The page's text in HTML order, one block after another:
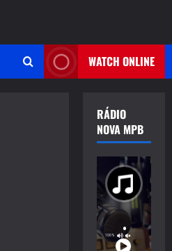
WATCH ONLINE
RÁDIO
NOVA MPB